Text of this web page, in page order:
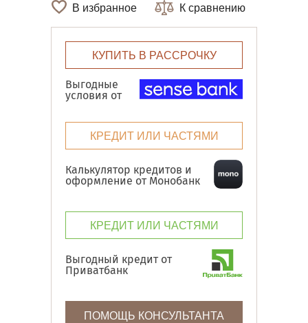
В избранное К сравнению
КУПИТЬ В РАССРОЧКУ
Выгодные
условия от
КРЕДИТ ИЛИ ЧАСТЯМИ
Калькулятор кредитов и
оформление от Монобанк
КРЕДИТ ИЛИ ЧАСТЯМИ
Выгодный кредит от
Приватбанк
ПОМОЩЬ КОНСУЛЬТАНТА